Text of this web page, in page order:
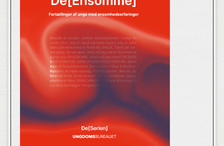
Derfor har vi bedt en række unge om at sætte ord på
den ensomhed, de har følt. Det er der kommet 22
vigtige og personlige fortællinger ud af.